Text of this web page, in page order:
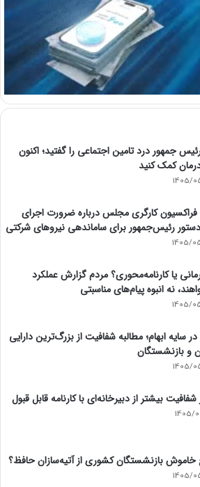
جمهور درد تامین اجتماعی را گفتید؛ اکنون
کمک کنید
1405/
فراکسیون کارگری مجلس درباره ضرورت اجرای
رئیس‌جمهور برای ساماندهی نیروهای شرکتی
1405/
یا کارنامه‌محوری؟ مردم گزارش عملکرد
نه انبوه پیام‌های مناسبتی
1405/
سایه ابهام؛ مطالبه شفافیت از بزرگ‌ترین دارایی
و بازنشستگان
1405/
شفافیت بیشتر از دبیرخانه‌ای با کارنامه قابل قبول
1405/
بازنشستگان کشوری از آتیه‌سازان حافظ؟
1405/